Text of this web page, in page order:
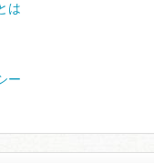
は
ー